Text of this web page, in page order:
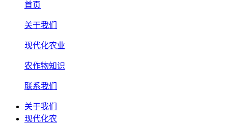
首页
关于我们
现代化农业
农作物知识
联系我们
关于我们
现代化农